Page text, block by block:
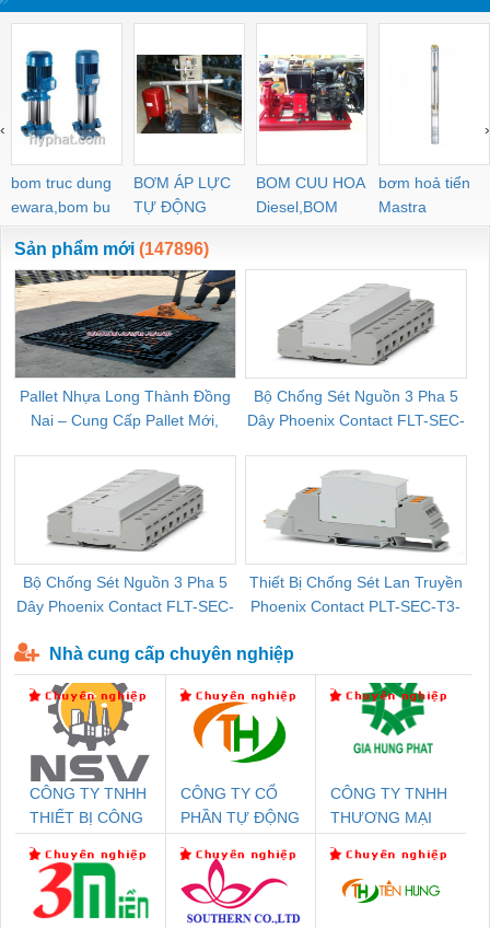
bom truc dung
ewara,bom bu
ewara
BƠM ÁP LỰC
TỰ ĐỘNG
BOM CUU HOA
Diesel,BOM
CHUA CHAY
bơm hoả tiển
Mastra
‹ ›
Sản phẩm mới (147896)
Pallet Nhựa Long Thành Đồng
Nai – Cung Cấp Pallet Mới,
Bộ Chống Sét Nguồn 3 Pha 5
Dây Phoenix Contact FLT-SEC-
Bộ Chống Sét Nguồn 3 Pha 5
Dây Phoenix Contact FLT-SEC-
Thiết Bị Chống Sét Lan Truyền
Phoenix Contact PLT-SEC-T3-
Nhà cung cấp chuyên nghiệp
CÔNG TY TNHH
THIẾT BỊ CÔNG
SETSUBI VIỆT
NAM
CÔNG TY CỔ
PHẦN TỰ ĐỘNG
CÔNG TY TNHH
THƯƠNG MẠI
THUẬT ĐIỆN CƠ
GIA HƯNG